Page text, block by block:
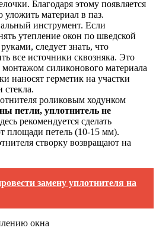
Благодаря этому появляется
уложить материал в паз.
инструмент. Если
утепление окон по шведской
следует знать, что
все источники сквозняка. Это
монтажом силиконового материала
наносят герметик на участки
стекла.
петли, уплотнитель не
рекомендуется сделать
площади петель (10-15 мм).
створку возвращают на
замену уплотнителя на